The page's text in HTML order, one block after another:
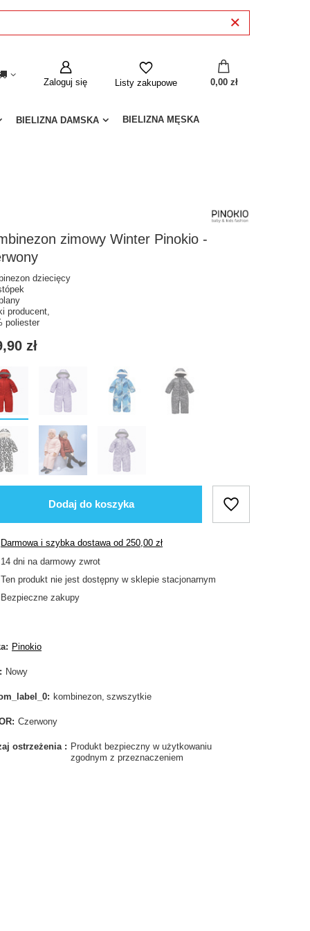
Zaloguj się Listy zakupowe 0,00 zł
BIELIZNA DAMSKA BIELIZNA MĘSKA
zimowy Winter Pinokio -
dziecięcy
producent,
poliester
zł
Dodaj do koszyka
Darmowa i szybka dostawa od 250,00 zł
14 dni na darmowy zwrot
Ten produkt nie jest dostępny w sklepie stacjonarnym
Bezpieczne zakupy
Pinokio
Nowy
kombinezon szwszytkie
Czerwony
ostrzeżenia
Produkt bezpieczny w użytkowaniu
zgodnym z przeznaczeniem